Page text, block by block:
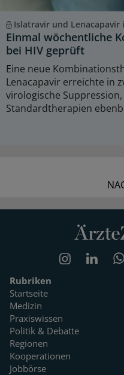
Islatravir und Lenacapavir
Einmal wöchentliche
bei HIV geprüft
Eine neue
Lenacapavir erreichte in
virologische
Standardtherapien
Rubriken
Startseite
Medizin
Praxiswissen
Politik & Debatte
Regionen
Kooperationen
Jobbörse